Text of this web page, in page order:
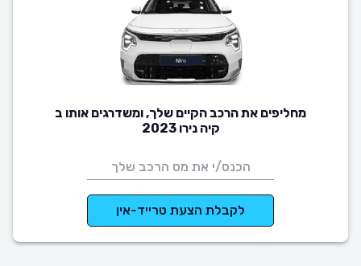
מחליפים את הרכב הקיים שלך, ומשדרגים אותו ב
קיה נירו 2023
לקבלת הצעת טרייד-אין